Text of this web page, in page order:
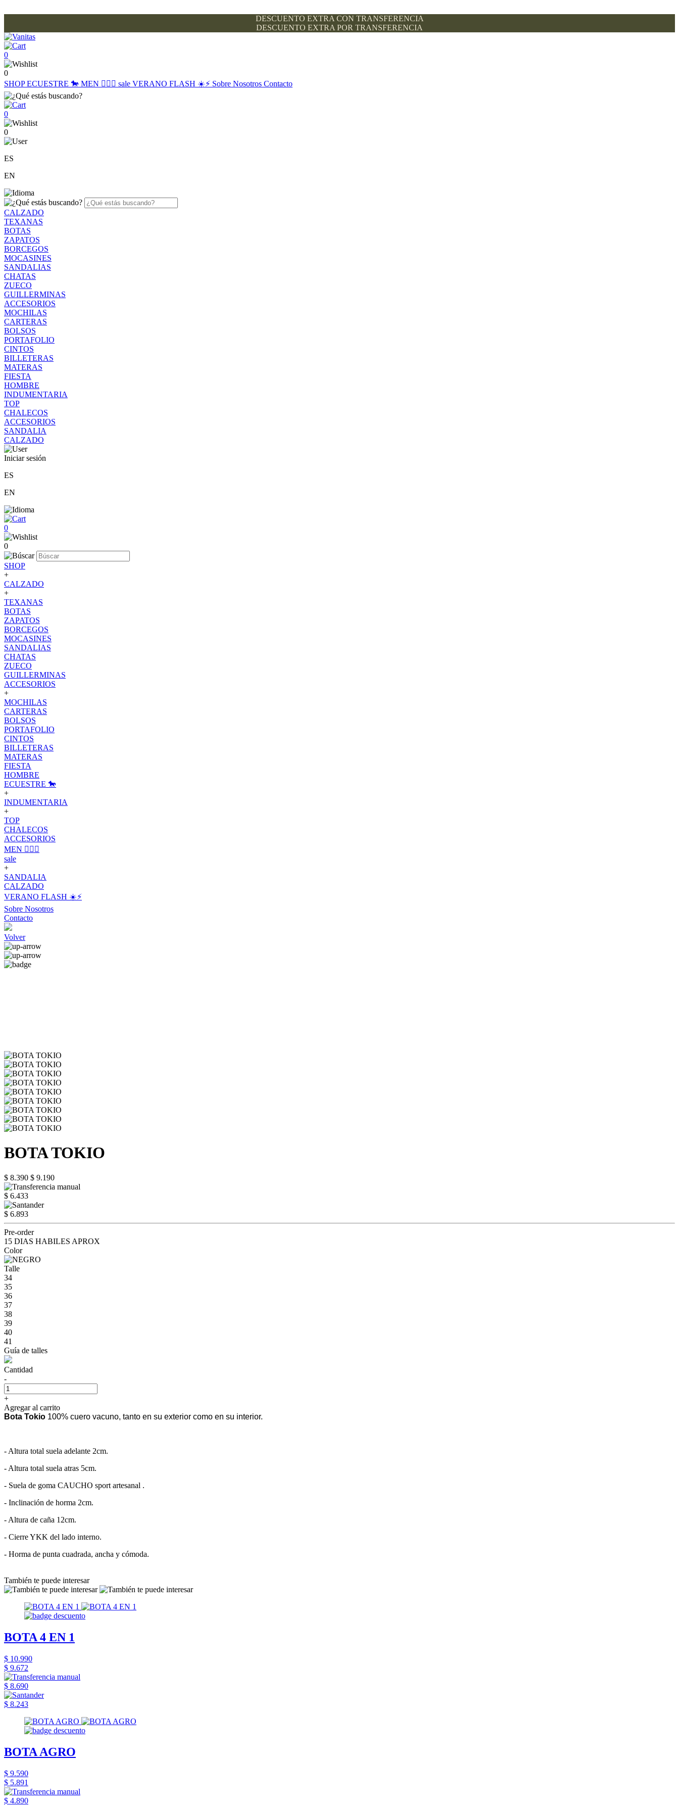
DESCUENTO EXTRA CON TRANSFERENCIA
DESCUENTO EXTRA POR TRANSFERENCIA
0
0
SHOPECUESTRE 🐎 MEN 🙋🏽‍♂️ sale VERANO FLASH ☀️⚡️ Sobre Nosotros Contacto
0
0
ES
EN
CALZADO
TEXANAS
BOTAS
ZAPATOS
BORCEGOS
MOCASINES
SANDALIAS
CHATAS
ZUECO
GUILLERMINAS
ACCESORIOS
MOCHILAS
CARTERAS
BOLSOS
PORTAFOLIO
CINTOS
BILLETERAS
MATERAS
FIESTA
HOMBRE
INDUMENTARIA
TOP
CHALECOS
ACCESORIOS
SANDALIA
CALZADO
Iniciar sesión
ES
EN
0
0
SHOP
+
CALZADO
+
TEXANAS
BOTAS
ZAPATOS
BORCEGOS
MOCASINES
SANDALIAS
CHATAS
ZUECO
GUILLERMINAS
ACCESORIOS
+
MOCHILAS
CARTERAS
BOLSOS
PORTAFOLIO
CINTOS
BILLETERAS
MATERAS
FIESTA
HOMBRE
ECUESTRE 🐎
+
INDUMENTARIA
+
TOP
CHALECOS
ACCESORIOS
MEN 🙋🏽‍♂️
sale
+
SANDALIA
CALZADO
VERANO FLASH ☀️⚡️
Sobre Nosotros
Contacto
Volver
BOTA TOKIO
$ 8.390 $ 9.190
$ 6.433
$ 6.893
Pre-order
15 DIAS HABILES APROX
Color
Talle
34
35
36
37
38
39
40
41
Guía de talles
Cantidad
-
+
Agregar al carrito
Bota Tokio 100% cuero vacuno, tanto en su exterior como en su interior.
- Altura total suela adelante 2cm.
- Altura total suela atras 5cm.
- Suela de goma CAUCHO sport artesanal .
- Inclinación de horma 2cm.
- Altura de caña 12cm.
- Cierre YKK del lado interno.
- Horma de punta cuadrada, ancha y cómoda.
También te puede interesar
BOTA 4 EN 1
$ 10.990
$ 9.672
$ 8.690
$ 8.243
BOTA AGRO
$ 9.590
$ 5.891
$ 4.890